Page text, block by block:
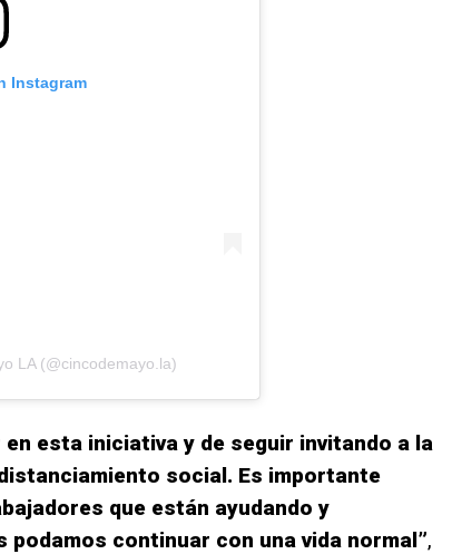
Instagram
LA (@cincodemayo.la)
esta iniciativa y de seguir invitando a la
social. Es importante
que están ayudando y
continuar con una vida normal”,